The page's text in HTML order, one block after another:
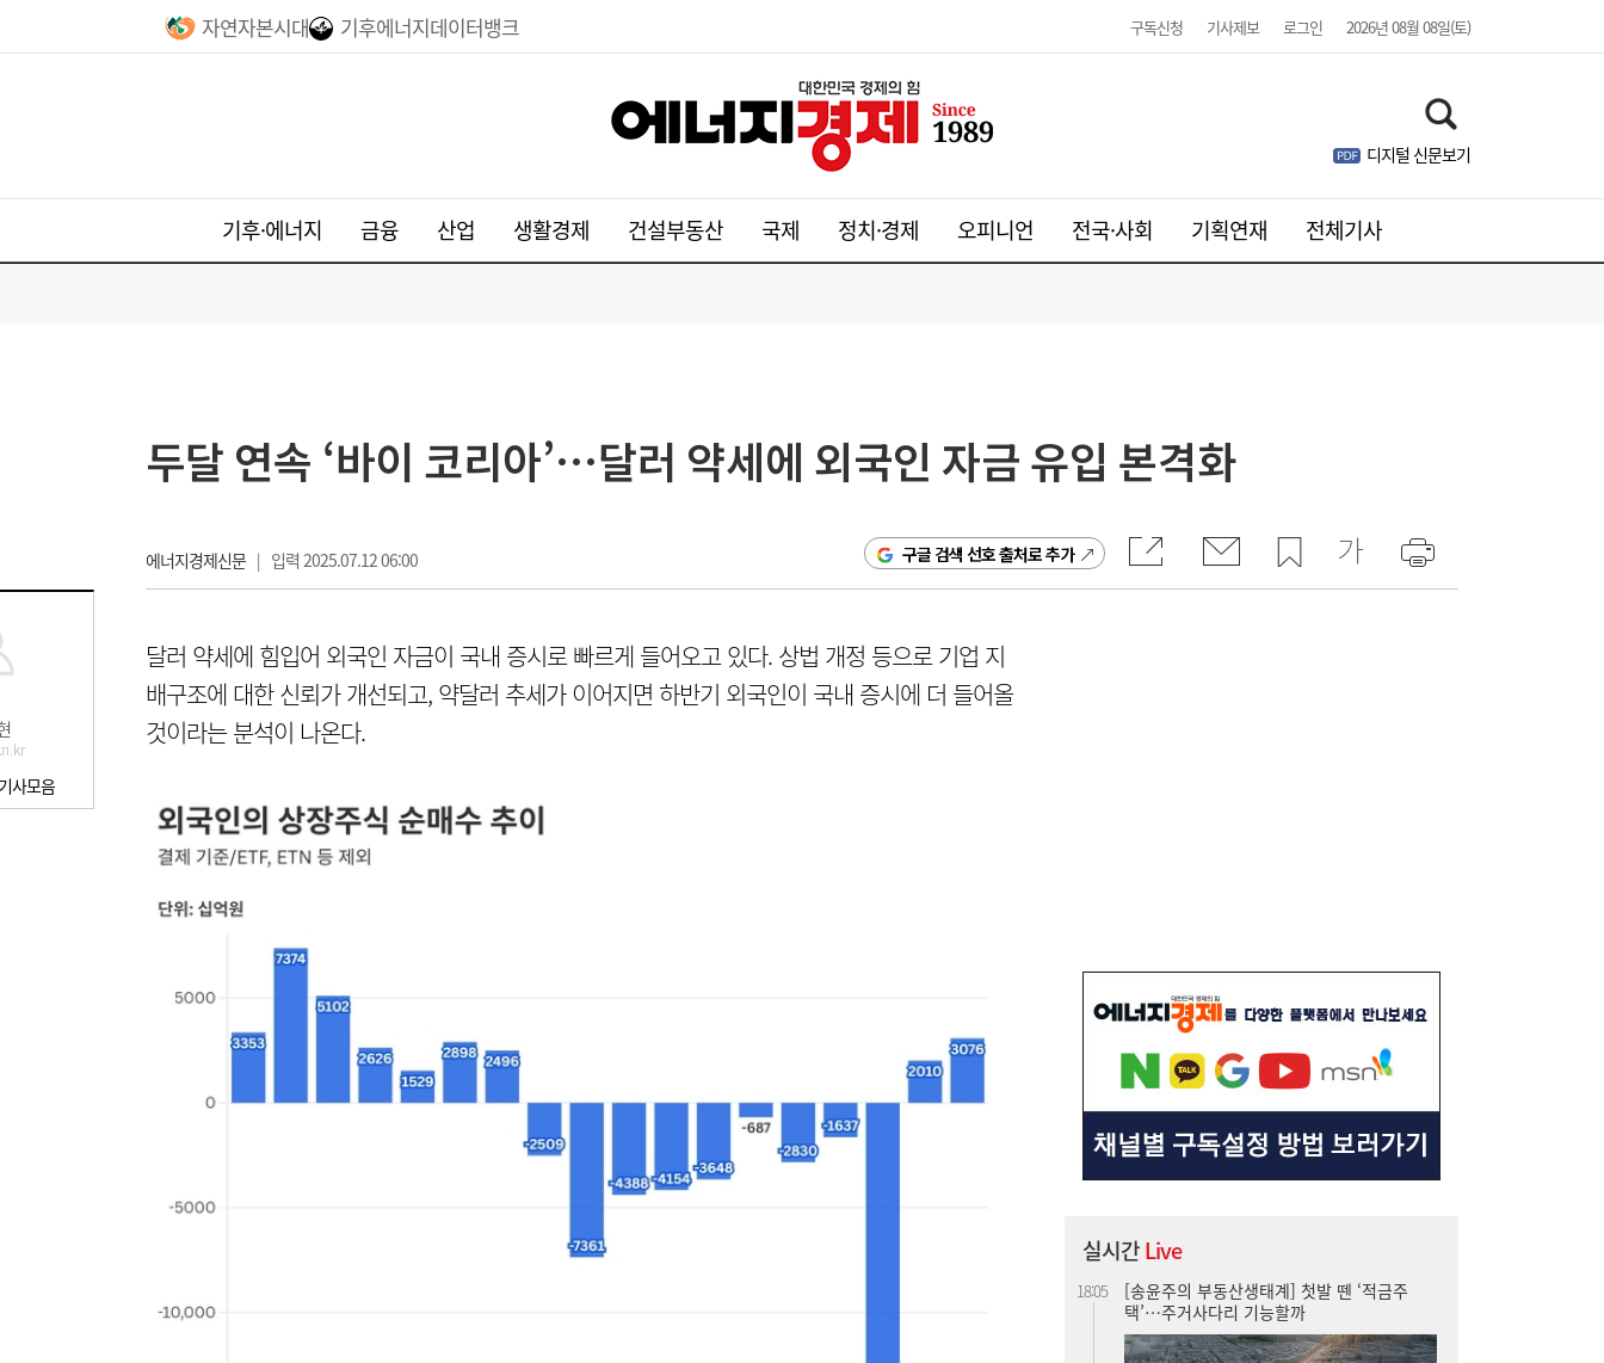
자연자본시대 기후에너지데이터뱅크 구독신청 기사제보 로그인 2026년 08월 08일(토)
디지털 신문보기
기후·에너지 금융 산업 생활경제 건설부동산 국제 정치·경제 오피니언 전국·사회 기획연재 전체기사
사모음
두달 연속 ‘바이 코리아’…달러 약세에 외국인 자금 유입 본격화
에너지경제신문| 입력 2025.07.12 06:00 구글 검색 선호 출처로 추가
달러 약세에 힘입어 외국인 자금이 국내 증시로 빠르게 들어오고 있다. 상법 개정 등으로 기업 지
배구조에 대한 신뢰가 개선되고, 약달러 추세가 이어지면 하반기 외국인이 국내 증시에 더 들어올
것이라는 분석이 나온다.
실시간Live
율 정청래 역전
[송윤주의 부동산생태계] 첫발 뗀 ‘적금주
택’…주거사다리 기능할까